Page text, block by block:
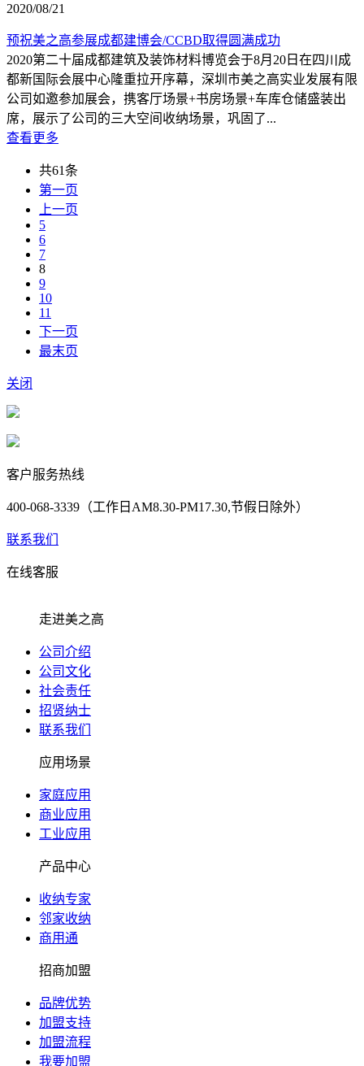
2020/08/21
预祝美之高参展成都建博会/CCBD取得圆满成功
2020第二十届成都建筑及装饰材料博览会于8月20日在四川成
都新国际会展中心隆重拉开序幕，深圳市美之高实业发展有限
公司如邀参加展会，携客厅场景+书房场景+车库仓储盛装出
席，展示了公司的三大空间收纳场景，巩固了...
查看更多
共61条
第一页
上一页
5
6
7
8
9
10
11
下一页
最末页
关闭
客户服务热线
400-068-3339（工作日AM8.30-PM17.30,节假日除外）
联系我们
在线客服
走进美之高
公司介绍
公司文化
社会责任
招贤纳士
联系我们
应用场景
家庭应用
商业应用
工业应用
产品中心
收纳专家
邻家收纳
商用通
招商加盟
品牌优势
加盟支持
加盟流程
我要加盟